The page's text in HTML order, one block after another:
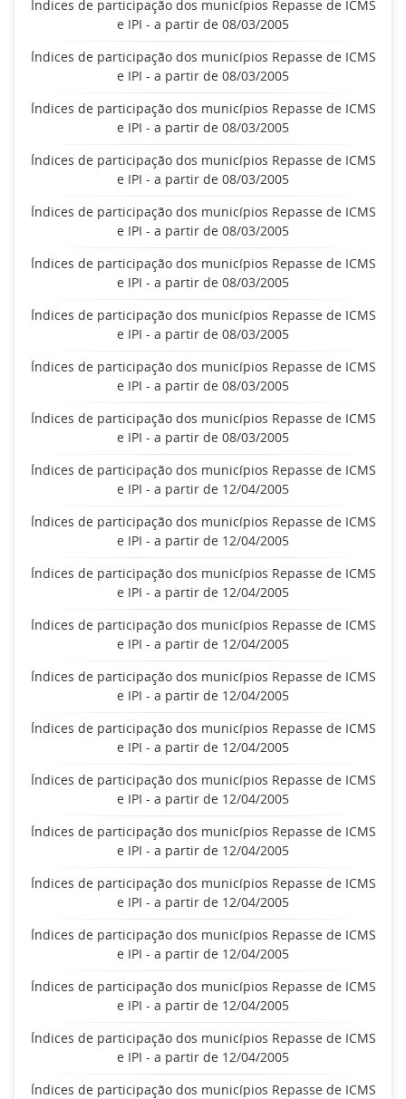
Índices de participação dos municípios Repasse de ICMS
e IPI - a partir de 08/03/2005
Índices de participação dos municípios Repasse de ICMS
e IPI - a partir de 08/03/2005
Índices de participação dos municípios Repasse de ICMS
e IPI - a partir de 08/03/2005
Índices de participação dos municípios Repasse de ICMS
e IPI - a partir de 08/03/2005
Índices de participação dos municípios Repasse de ICMS
e IPI - a partir de 08/03/2005
Índices de participação dos municípios Repasse de ICMS
e IPI - a partir de 08/03/2005
Índices de participação dos municípios Repasse de ICMS
e IPI - a partir de 08/03/2005
Índices de participação dos municípios Repasse de ICMS
e IPI - a partir de 08/03/2005
Índices de participação dos municípios Repasse de ICMS
e IPI - a partir de 08/03/2005
Índices de participação dos municípios Repasse de ICMS
e IPI - a partir de 12/04/2005
Índices de participação dos municípios Repasse de ICMS
e IPI - a partir de 12/04/2005
Índices de participação dos municípios Repasse de ICMS
e IPI - a partir de 12/04/2005
Índices de participação dos municípios Repasse de ICMS
e IPI - a partir de 12/04/2005
Índices de participação dos municípios Repasse de ICMS
e IPI - a partir de 12/04/2005
Índices de participação dos municípios Repasse de ICMS
e IPI - a partir de 12/04/2005
Índices de participação dos municípios Repasse de ICMS
e IPI - a partir de 12/04/2005
Índices de participação dos municípios Repasse de ICMS
e IPI - a partir de 12/04/2005
Índices de participação dos municípios Repasse de ICMS
e IPI - a partir de 12/04/2005
Índices de participação dos municípios Repasse de ICMS
e IPI - a partir de 12/04/2005
Índices de participação dos municípios Repasse de ICMS
e IPI - a partir de 12/04/2005
Índices de participação dos municípios Repasse de ICMS
e IPI - a partir de 12/04/2005
Índices de participação dos municípios Repasse de ICMS